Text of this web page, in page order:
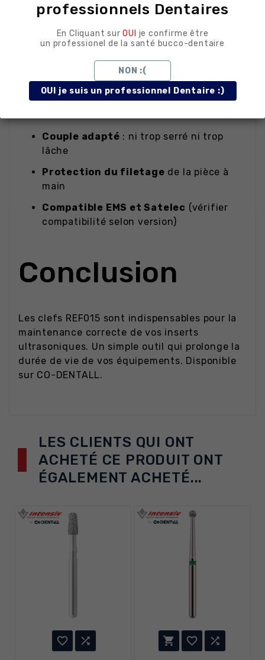
pièces à main EMS ou Satelec
détartreurs à ultrasons
Avantages
Couple adapté : ni trop serré ni trop
lâche
Protection du filetage de la pièce à
main
Compatible EMS et Satelec (vérifier
compatibilité selon version)
Conclusion
Les clefs REF015 sont indispensables pour la
maintenance correcte de vos inserts
ultrasoniques. Un simple outil qui prolonge la
durée de vie de vos équipements. Disponible
sur CO-DENTALL.
LES CLIENTS QUI ONT
ACHETÉ CE PRODUIT ONT
ÉGALEMENT ACHETÉ...
    
professionnels Dentaires
En Cliquant surOUI je confirme être
un professionel de la santé bucco-dentaire
NON :(
OUI je suis un professionnel Dentaire :)